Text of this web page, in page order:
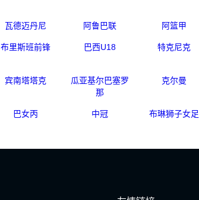
瓦德迈丹尼 阿鲁巴联 阿篮甲
布里斯班前锋 巴西U18 特克尼克
宾南塔塔克
瓜亚基尔巴塞罗
那
克尔曼
巴女丙 中冠 布琳狮子女足